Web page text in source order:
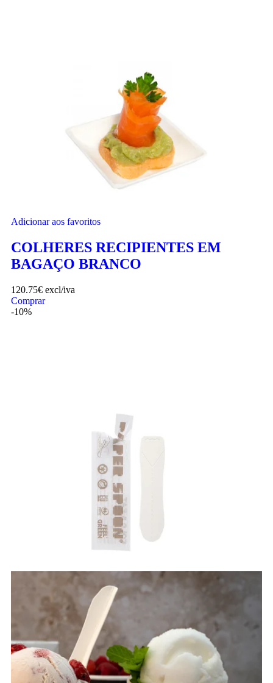
Adicionar aos favoritos
COLHERES RECIPIENTES EM
BAGAÇO BRANCO
120.75€ excl/iva
Comprar
-10%